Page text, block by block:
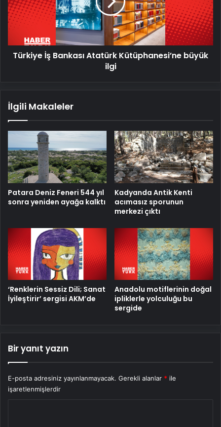
Kütüphanesi’ne
büyük
ilgi
Türkiye İş Bankası Atatürk Kütüphanesi’ne büyük
ilgi
İlgili Makaleler
Patara Deniz Feneri 544 yıl
sonra yeniden ayağa kalktı
Kadyanda Antik Kenti
acımasız sporunun
merkezi çıktı
‘Renklerin Sessiz Dili; Sanat
İyileştirir’ sergisi AKM’de
Anadolu motiflerinin doğal
ipliklerle yolculuğu bu
sergide
Bir yanıt yazın
E-posta adresiniz yayınlanmayacak. Gerekli alanlar * ile
işaretlenmişlerdir